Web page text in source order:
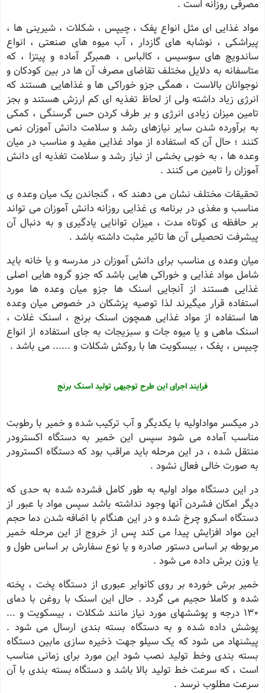
مصرفی روزانه است .
مواد غذایی ای مثل انواع پفک ، چیپس ، شکلات ، شیرینی ها ،
پیراشکی ، نوشابه های گازدار ، آب میوه های صنعتی ، انواع
ساندویچ های سوسیس ، کالباس ، همبرگر آماده و پیتزا ، که
متاسفانه به دلایل مختلف تقاضای مصرف آن ها در بین کودکان و
نوجوانان بالاست ، همگی جزو خوراکی ها و غذاهایی هستند که
انرژی زیاد داشته ولی از لحاظ تغذیه ای کم ارزش هستند و بجز
تامین میزان زیادی انرژی و بر طرف کردن حس گرسنگی ، کمکی
به برآورده شدن سایر نیازهای رشد و سلامت دانش آموزان نمی
کنند ؛ حال آن که استفاده از مواد غذایی مفید و مناسب در میان
وعده ها ، به خوبی بخشی از نیاز رشد و سلامت تغذیه ای دانش
آموزان را تامین می کنند .
تحقیقات مختلف نشان می دهند که ، گنجاندن یک میان وعده ی
مناسب و مغذی در برنامه ی غذایی روزانه دانش آموزان می تواند
بر حافظه ی کوتاه مدت ، میزان توانایی یادگیری و به دنبال آن
پیشرفت تحصیلی آن ها تاثیر مثبت داشته باشد .
میان وعده ی مناسب برای دانش آموزان در مدرسه و یا خانه باید
شامل مواد غذایی و خوراکی هایی باشد که جزو گروه هایی اصلی
غذایی هستند از آنجایی اسنک ها جزو میان وعده ها مورد
استفاده قرار میگیرند لذا توصیه پزشکان در خصوص میان وعده
ها استفاده از مواد غذایی همچون اسنک برنج ، اسنک غلات ،
اسنک ماهی و یا میوه جات و سبزیجات به جای استفاده از انواع
چیپس ، پفک ، بیسکویت ها با روکش شکلات و ...... می باشد .
فرایند اجرای این طرح توجیهی تولید اسنک برنج
در میکسر مواداولیه با یکدیگر و آب ترکیب شده و خمیر با رطوبت
مناسب آماده می شود سپس این خمیر به دستگاه اکسترودر
منتقل شده ، در این مرحله باید مراقب بود که دستگاه اکسترودر
به صورت خالی فعال نشود .
در این دستگاه مواد اولیه به طور کامل فشرده شده به حدی که
دیگر امکان فشردن آنها وجود نداشته باشد سپس مواد با عبور از
دستگاه اسکرو چرخ شده و در این هنگام با اضافه شدن دما حجم
این مواد افزایش پیدا می کند پس از خروج از این مرحله خمیر
مربوطه بر اساس دستور صادره و یا نوع سفارش بر اساس طول و
یا وزن برش داده می شود .
خمیر برش خورده بر روی کانوایر عبوری از دستگاه پخت ، پخته
شده و کاملا حجیم می گردد . حال این اسنک با روغن با دمای
130 درجه و پوششهای مورد نیاز مانند شکلات ، بیسکویت و ...
پوشش داده شده و به دستگاه بسته بندی ارسال می شود .
پیشنهاد می شود که یک سیلو جهت ذخیره سازی مابین دستگاه
بسته بندی وخط تولید نصب شود این مورد برای زمانی مناسب
است ، که سرعت خط تولید بالا باشد و دستگاه بسته بندی با آن
سرعت مطلوب نرسد .